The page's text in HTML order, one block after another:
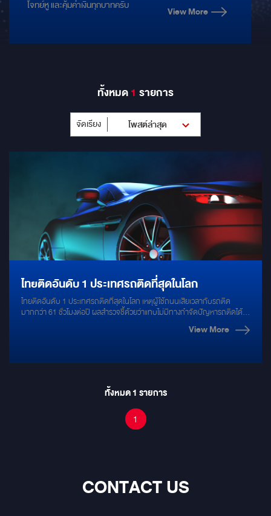
โจทย์หู และคุ้มค่าเงินทุกบาทครับ
View More
ทั้งหมด1 รายการ
จัดเรียง โพสต์ล่าสุด
ไทยติดอันดับ 1 ประเทศรถติดที่สุดในโลก
ไทยติดอันดับ 1 ประเทศรถติดที่สุดในโลก เหตุผู้ใช้ถนนเสียเวลากับรถติด
มากกว่า 61 ชั่วโมงต่อปี ผลสำรวจชี้ด้วยว่าแทบไม่มีทางกำจัดปัญหารถติดได้
View More
ทั้งหมด1 รายการ
1
CONTACT US